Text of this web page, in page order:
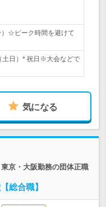
）☆ピーク時間を避けて
土日）* 祝日※大会などで
気になる
京・大阪勤務の団体正職
総合職】